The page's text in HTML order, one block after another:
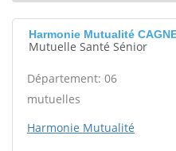
Harmonie Mutualité
Mutuelle Santé Sénior
Département: 06
mutuelles
Harmonie Mutualité